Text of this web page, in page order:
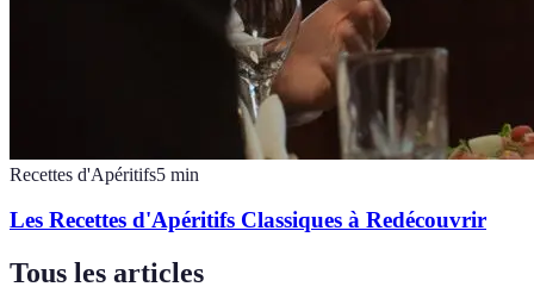
Recettes d'Apéritifs5 min
Les Recettes d'Apéritifs Classiques à Redécouvrir
Tous les articles